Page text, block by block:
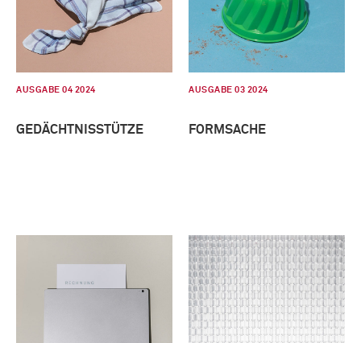
AUSGABE 04 2024
GEDÄCHTNISSTÜTZE
AUSGABE 03 2024
FORMSACHE